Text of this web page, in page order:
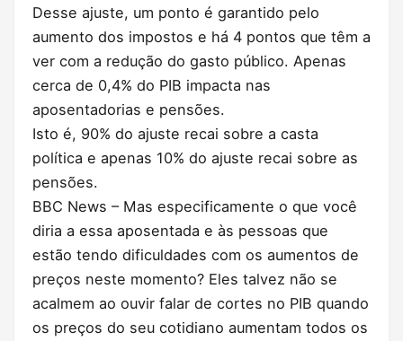
Desse ajuste, um ponto é garantido pelo
aumento dos impostos e há 4 pontos que têm a
ver com a redução do gasto público. Apenas
cerca de 0,4% do PIB impacta nas
aposentadorias e pensões.
Isto é, 90% do ajuste recai sobre a casta
política e apenas 10% do ajuste recai sobre as
pensões.
BBC News – Mas especificamente o que você
diria a essa aposentada e às pessoas que
estão tendo dificuldades com os aumentos de
preços neste momento? Eles talvez não se
acalmem ao ouvir falar de cortes no PIB quando
os preços do seu cotidiano aumentam todos os